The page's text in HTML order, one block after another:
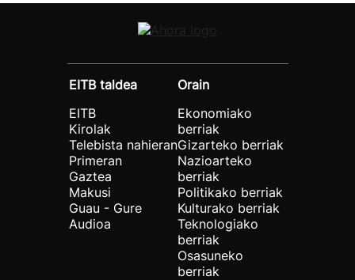
EITB taldea
EITB
Kirolak
Telebista nahieran
Primeran
Gaztea
Makusi
Guau - Gure
Audioa
Orain
Ekonomiako
berriak
Gizarteko berriak
Nazioarteko
berriak
Politikako berriak
Kulturako berriak
Teknologiako
berriak
Osasuneko
berriak